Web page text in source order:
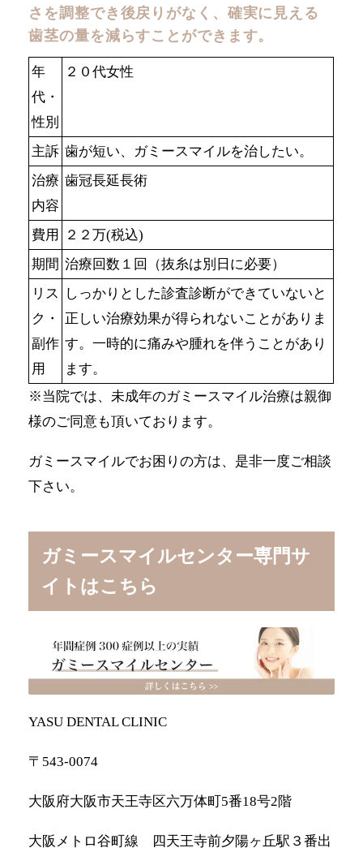
さを調整でき後戻りがなく、確実に見える
歯茎の量を減らすことができます。
年
代・
性別
２０代女性
主訴 歯が短い、ガミースマイルを治したい。
治療
内容
歯冠長延長術
費用
２２万(税込)
期間 治療回数１回（抜糸は別日に必要）
リス
ク・
副作
用
しっかりとした診査診断ができていないと
正しい治療効果が得られないことがありま
す。一時的に痛みや腫れを伴うことがあり
ます。
※当院では、未成年のガミースマイル治療は親御
様のご同意も頂いております。
ガミースマイルでお困りの方は、是非一度ご相談
下さい。
ガミースマイルセンター専門サ
イトはこちら
YASU DENTAL CLINIC
〒543-0074
大阪府大阪市天王寺区六万体町5番18号2階
大阪メトロ谷町線 四天王寺前夕陽ヶ丘駅３番出